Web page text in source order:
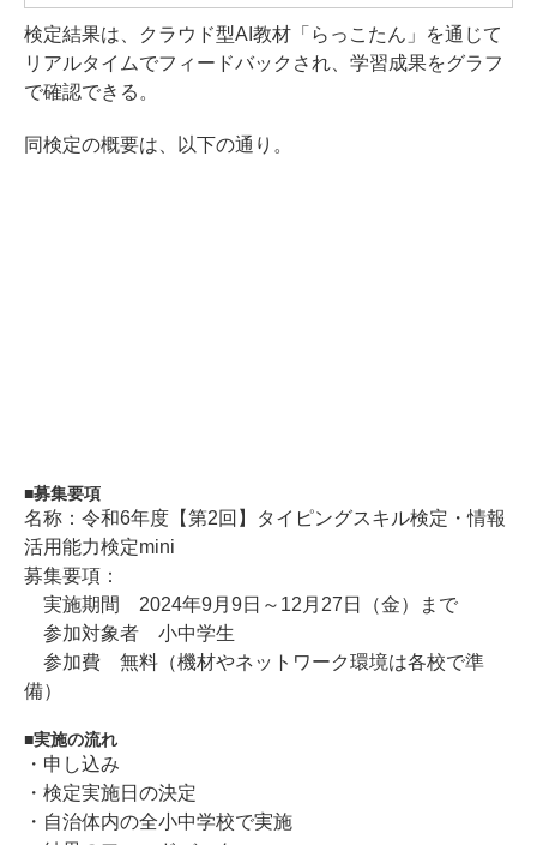
検定結果は、クラウド型AI教材「らっこたん」を通じて
リアルタイムでフィードバックされ、学習成果をグラフ
で確認できる。
同検定の概要は、以下の通り。
募集要項
名称：令和6年度【第2回】タイピングスキル検定・情報
活用能力検定mini
募集要項：
実施期間 2024年9月9日～12月27日（金）まで
参加対象者 小中学生
参加費 無料（機材やネットワーク環境は各校で準
備）
実施の流れ
・申し込み
・検定実施日の決定
・自治体内の全小中学校で実施